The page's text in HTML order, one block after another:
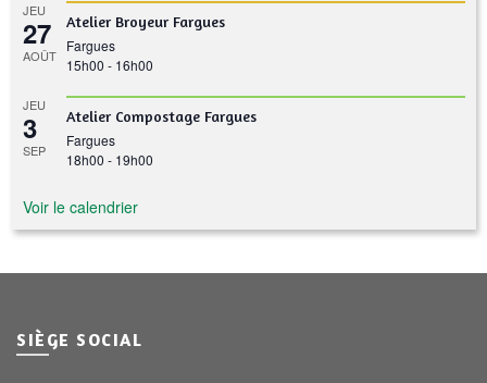
JEU
27
AOÛT
Atelier Broyeur Fargues
Fargues
15h00 - 16h00
JEU
3
SEP
Atelier Compostage Fargues
Fargues
18h00 - 19h00
Voir le calendrier
SIÈGE SOCIAL